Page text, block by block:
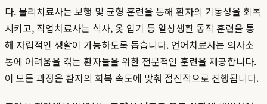
다. 물리치료사는 보행 및 균형 훈련을 통해 환자의 기동성을 회복
시키고, 작업치료사는 식사, 옷 입기 등 일상생활 동작 훈련을 통
해 자립적인 생활이 가능하도록 돕습니다. 언어치료사는 의사소
통에 어려움을 겪는 환자들을 위한 전문적인 훈련을 제공합니다.
이 모든 과정은 환자의 회복 속도에 맞춰 점진적으로 진행됩니다.